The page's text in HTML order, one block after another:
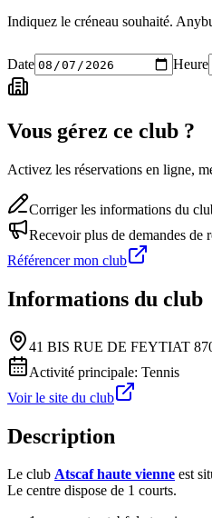
Indiquez le créneau souhaité.
Date Heure
Vous gérez ce club ?
Activez les réservations en ligne,
Corriger les informations du
Recevoir plus de demandes de
Référencer mon club
Informations du club
41 BIS RUE DE FEYTIAT
Activité principale: Tennis
Voir le site du club
Description
Le club Atscaf haute vienne est
Le centre dispose de 1 courts.